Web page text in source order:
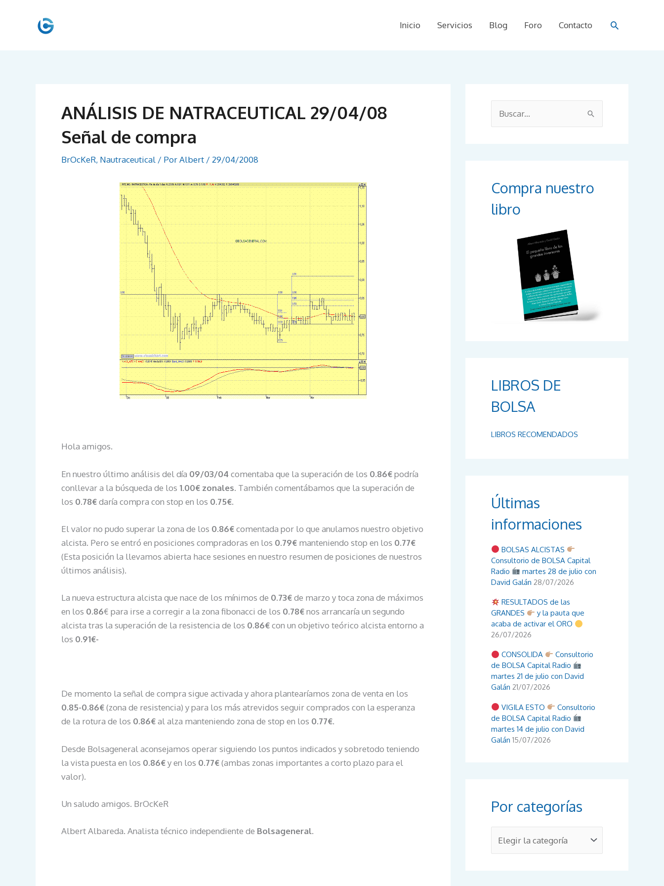
Inicio Servicios Blog Foro Contacto Buscar
ANÁLISIS DE NATRACEUTICAL 29/04/08
Señal de compra
BrOcKeR, Nautraceutical / PorAlbert / 29/04/2008
Hola amigos.
En nuestro último análisis del día 09/03/04 comentaba que la superación de los 0.86€podría
conllevar a la búsqueda de los 1.00€ zonales. También comentábamos que la superación de
los 0.78€daría compra con stop en los 0.75€.
El valor no pudo superar la zona de los 0.86€comentada por lo que anulamos nuestro objetivo
alcista. Pero se entró en posiciones compradoras en los 0.79€ manteniendo stop en los 0.77€
(Esta posición la llevamos abierta hace sesiones en nuestro resumen de posiciones de nuestros
últimos análisis).
La nueva estructura alcista que nace de los mínimos de 0.73€de marzo y toca zona de máximos
en los 0.86€ para irse a corregir a la zona fibonacci de los 0.78€nos arrancaría un segundo
alcista tras la superación de la resistencia de los 0.86€con un objetivo teórico alcista entorno a
los 0.91€-
De momento la señal de compra sigue activada y ahora plantearíamos zona de venta en los
0.85-0.86€(zona de resistencia) y para los más atrevidos seguir comprados con la esperanza
de la rotura de los 0.86€al alza manteniendo zona de stop en los 0.77€.
Desde Bolsageneral aconsejamos operar siguiendo los puntos indicados y sobretodo teniendo
la vista puesta en los 0.86€y en los 0.77€(ambas zonas importantes a corto plazo para el
valor).
Un saludo amigos. BrOcKeR
Albert Albareda. Analista técnico independiente de Bolsageneral.
p
o
Compra nuestro
libro
LIBROS DE
BOLSA
LIBROS RECOMENDADOS
Últimas
informaciones
BOLSAS ALCISTAS
Consultorio de BOLSA Capital
Radio
martes 28 de julio con
David Galán 28/07/2026
RESULTADOS de las
GRANDES
y la pauta que
acaba de activar el ORO
26/07/2026
CONSOLIDA
Consultorio
de BOLSA Capital Radio
martes 21 de julio con David
Galán 21/07/2026
VIGILA ESTO
Consultorio
de BOLSA Capital Radio
martes 14 de julio con David
Galán 15/07/2026
Por categorías